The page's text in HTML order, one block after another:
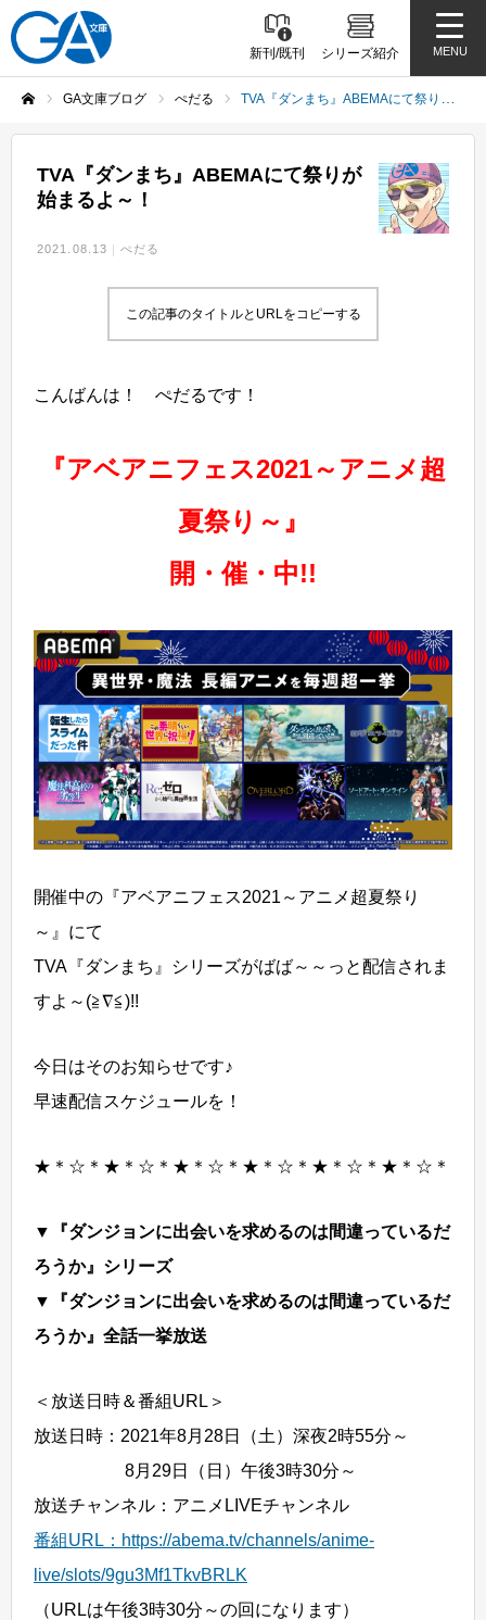
新刊/既刊 シリーズ紹介 MENU
GA文庫ブログ ぺだる TVA『ダンまち』ABEMAにて祭りが始まるよ～！
TVA『ダンまち』ABEMAにて祭りが
始まるよ～！
2021.08.13 ぺだる
この記事のタイトルとURLをコピーする
こんばんは！ ぺだるです！
『アベアニフェス2021～アニメ超
夏祭り～』
開・催・中!!
開催中の『アベアニフェス2021～アニメ超夏祭り
～』にて
TVA『ダンまち』シリーズがばば～～っと配信されま
すよ～(≧∇≦)!!
今日はそのお知らせです♪
早速配信スケジュールを！
★＊☆＊★＊☆＊★＊☆＊★＊☆＊★＊☆＊★＊☆＊
▼『ダンジョンに出会いを求めるのは間違っているだ
ろうか』シリーズ
▼『ダンジョンに出会いを求めるのは間違っているだ
ろうか』全話一挙放送
＜放送日時＆番組URL＞
放送日時：2021年8月28日（土）深夜2時55分～
8月29日（日）午後3時30分～
放送チャンネル：アニメLIVEチャンネル
番組URL：https://abema.tv/channels/anime-
live/slots/9gu3Mf1TkvBRLK
（URLは午後3時30分～の回になります）